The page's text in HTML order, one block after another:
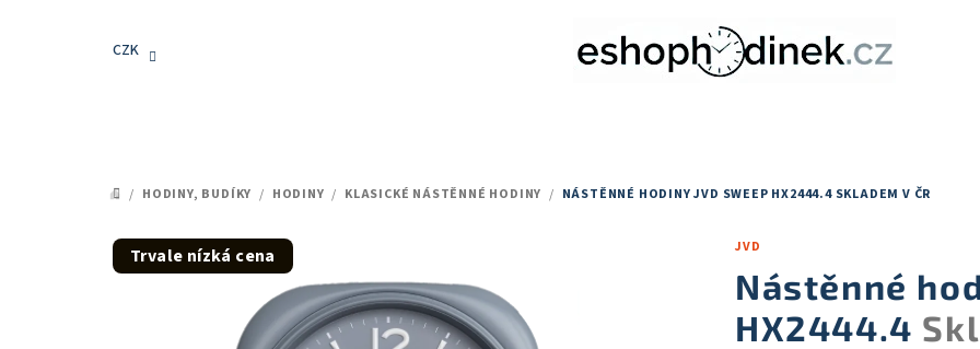
CZK
DOMŮ
/ HODINY, BUDÍKY / HODINY / KLASICKÉ NÁSTĚNNÉ HODINY / NÁSTĚNNÉ HODINY JVD SWEEP HX2444.4 SKLADEM V ČR
JVD
Nástěnné
HX2444.4
Trvale nízká cena